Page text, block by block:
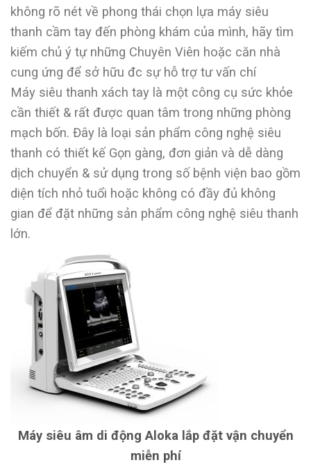
không rõ nét về phong thái chọn lựa máy siêu
thanh cầm tay đến phòng khám của mình, hãy tìm
kiếm chủ ý tự những Chuyên Viên hoặc căn nhà
cung ứng để sở hữu đc sự hỗ trợ tư vấn chí
Máy siêu thanh xách tay là một công cụ sức khỏe
cần thiết & rất được quan tâm trong những phòng
mạch bốn. Đây là loại sản phẩm công nghệ siêu
thanh có thiết kế Gọn gàng, đơn giản và dễ dàng
dịch chuyển & sử dụng trong số bệnh viện bao gồm
diện tích nhỏ tuổi hoặc không có đầy đủ không
gian để đặt những sản phẩm công nghệ siêu thanh
lớn.
Máy siêu âm di động Aloka lắp đặt vận chuyển
miễn phí